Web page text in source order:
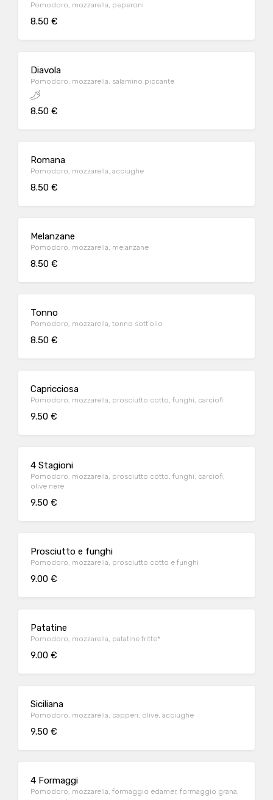
Pomodoro, mozzarella, peperoni
8.50 €
Diavola
Pomodoro, mozzarella, salamino piccante
8.50 €
Romana
Pomodoro, mozzarella, acciughe
8.50 €
Melanzane
Pomodoro, mozzarella, melanzane
8.50 €
Tonno
Pomodoro, mozzarella, tonno sott'olio
8.50 €
Capricciosa
Pomodoro, mozzarella, prosciutto cotto, funghi, carciofi
9.50 €
4 Stagioni
Pomodoro, mozzarella, prosciutto cotto, funghi, carciofi,
olive nere
9.50 €
Prosciutto e funghi
Pomodoro, mozzarella, prosciutto cotto e funghi
9.00 €
Patatine
Pomodoro, mozzarella, patatine fritte*
9.00 €
Siciliana
Pomodoro, mozzarella, capperi, olive, acciughe
9.50 €
4 Formaggi
Pomodoro, mozzarella, formaggio edamer, formaggio grana,